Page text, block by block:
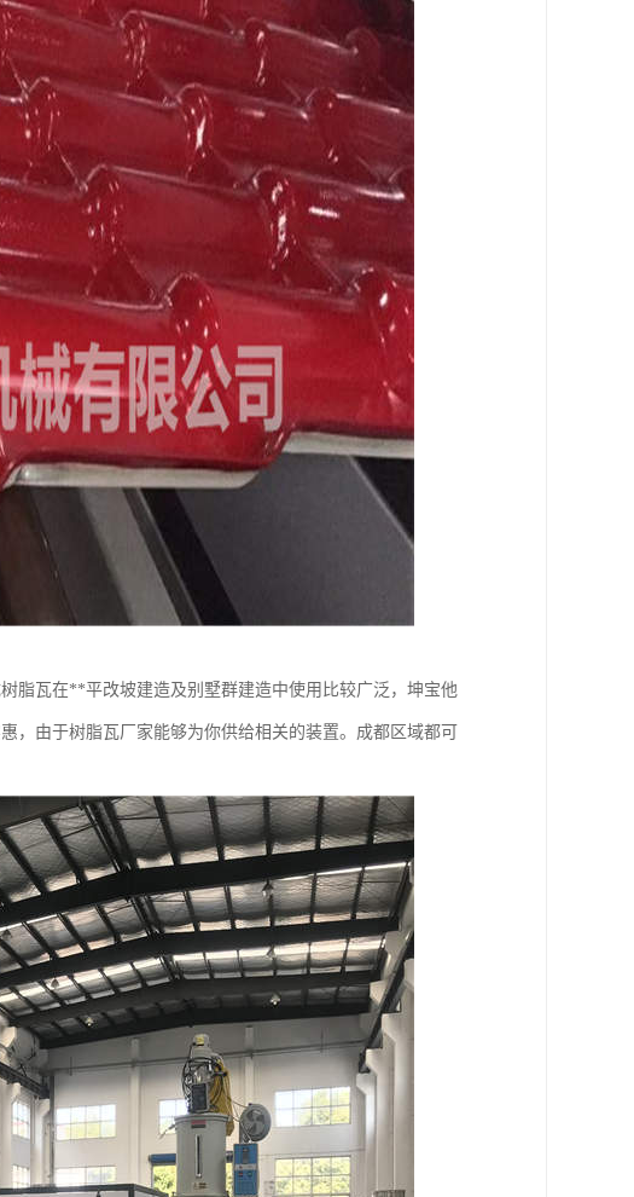
脂瓦在**平改坡建造及别墅群建造中使用比较广泛，坤宝他
，由于树脂瓦厂家能够为你供给相关的装置。成都区域都可